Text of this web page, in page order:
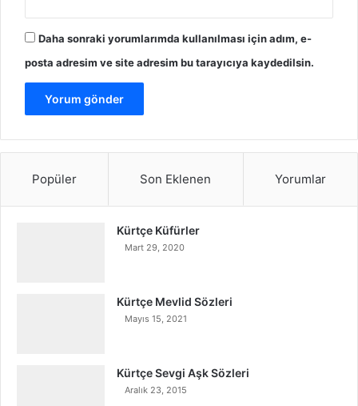
Daha sonraki yorumlarımda kullanılması için adım, e-
posta adresim ve site adresim bu tarayıcıya kaydedilsin.
Popüler Son Eklenen Yorumlar
Kürtçe Küfürler
Mart 29, 2020
Kürtçe Mevlid Sözleri
Mayıs 15, 2021
Kürtçe Sevgi Aşk Sözleri
Aralık 23, 2015